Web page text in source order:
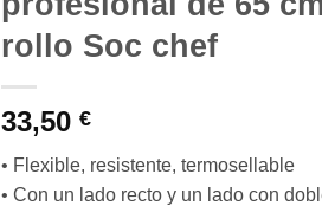
rollo Soc chef
33,50 €
• Flexible, resistente, termosellable
• Con un lado recto y un lado con